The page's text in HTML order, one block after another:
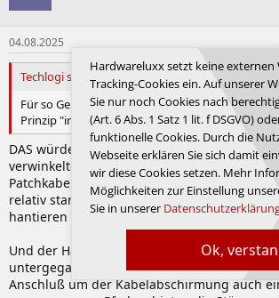
04.08.2025
Techlogi schrieb:
Für so Geräte wie Wallbox, Kamera und
Prinzip "irgendwas" nehmen, was aufs Kabel
DAS würde ich so nicht vollständig sagen. Es
verwinkelte Geräte, in denen es schon kein
Patchkabel hineinzuzaubern, da möchte ich
relativ starren Kabel und einem noch
hantieren müssen.
Und der Hauptpunkt PRO Panel/Dose ist
untergegangen. Es gibt meistens einen
Anschluß um der Kabelabschirmung auch
Ok,
Hardwareluxx setzt keine externen
Tracking-Cookies ein. Auf unserer
Sie nur noch Cookies nach
(Art. 6 Abs. 1 Satz 1 lit. f DSGVO)
funktionelle Cookies. Durch die
Webseite erklären Sie sich damit
wir diese Cookies setzen. Mehr
Möglichkeiten zur Einstellung
Sie in unserer